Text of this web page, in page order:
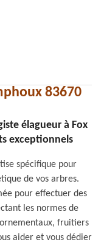
83670
élagueur à Fox
exceptionnels
spécifique pour
de vos arbres.
pour effectuer des
les normes de
fruitiers
aider et vous dédier